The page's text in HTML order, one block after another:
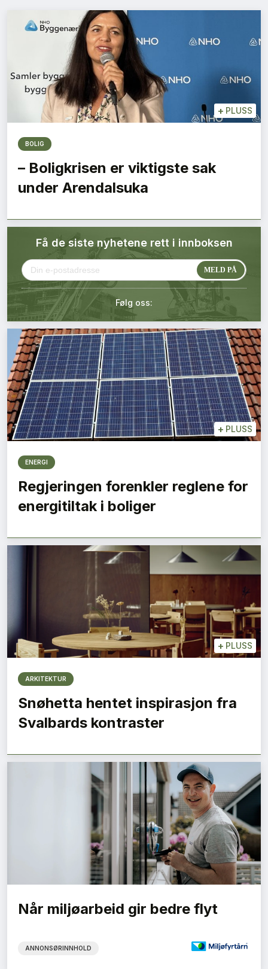
Eiendom
Tips redaksjonen
Annonsering
Abonnement Pluss
Kontakt oss
Login
+ PLUSS
BOLIG
– Boligkrisen er viktigste sak
under Arendalsuka
Få de siste nyhetene rett i innboksen
Følg oss:
+ PLUSS
ENERGI
Regjeringen forenkler reglene for
energitiltak i boliger
+ PLUSS
ARKITEKTUR
Snøhetta hentet inspirasjon fra
Svalbards kontraster
Når miljøarbeid gir bedre flyt
ANNONSØRINNHOLD